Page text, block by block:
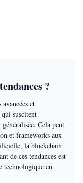
?
et
suscitent
Cela peut
et frameworks aux
la blockchain
de ces tendances est
technologique en